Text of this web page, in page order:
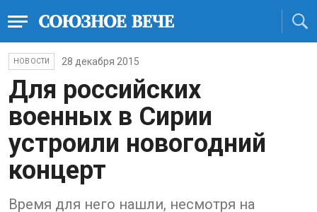
НОВОСТИ 28 декабря 2015
Для российских
военных в Сирии
устроили новогодний
концерт
Время для него нашли, несмотря на